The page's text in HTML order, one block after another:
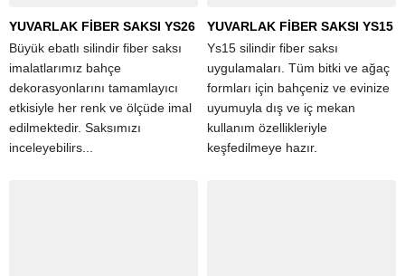
YUVARLAK FİBER SAKSI YS26
Büyük ebatlı silindir fiber saksı
imalatlarımız bahçe
dekorasyonlarını tamamlayıcı
etkisiyle her renk ve ölçüde imal
edilmektedir. Saksımızı
inceleyebilirs...
YUVARLAK FİBER SAKSI YS15
Ys15 silindir fiber saksı
uygulamaları. Tüm bitki ve ağaç
formları için bahçeniz ve evinize
uyumuyla dış ve iç mekan
kullanım özellikleriyle
keşfedilmeye hazır.